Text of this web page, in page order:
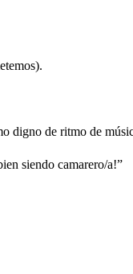
digno de ritmo de
siendo camarero/a!”